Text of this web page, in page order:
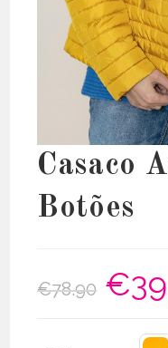
Casaco
Botões
€78.90
O
preço
original
€